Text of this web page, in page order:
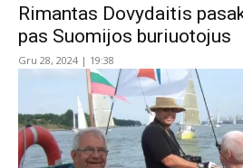
Rimantas Dovydaitis
pas Suomijos buriuotojus
Gru 28, 2024 | 19:38